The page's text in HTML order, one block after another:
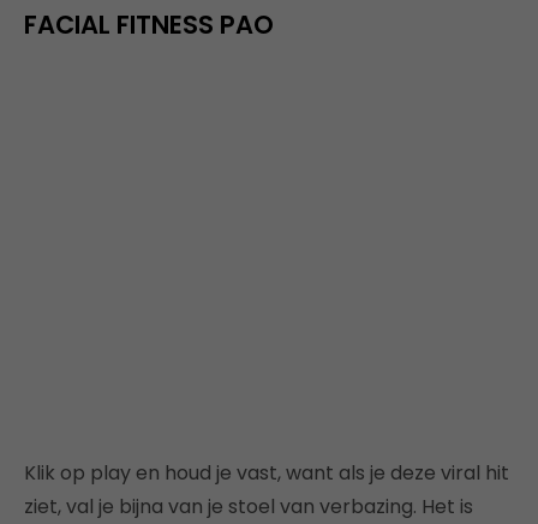
FACIAL FITNESS PAO
Klik op play en houd je vast, want als je deze viral hit
ziet, val je bijna van je stoel van verbazing. Het is